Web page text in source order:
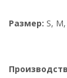
Размер: S,